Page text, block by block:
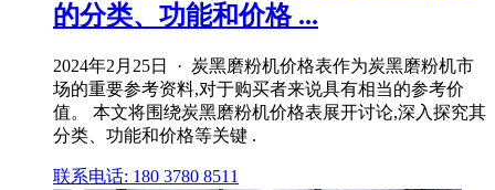
的分类、功能和价格 ...
2024年2月25日 · 炭黑磨粉机价格表作为炭黑磨粉机市
场的重要参考资料,对于购买者来说具有相当的参考价
值。 本文将围绕炭黑磨粉机价格表展开讨论,深入探究其
分类、功能和价格等关键 .
联系电话: 180 3780 8511